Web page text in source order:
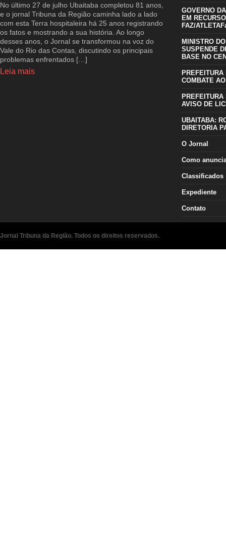
No último 27 de julho Ubaitaba completou 81 anos,
e o jornal Tribuna da Região caminha lado a lado
com esta Terra hospitaleira há 25 anos registrando
os fatos e mostrando a sua história. Ao longo
desses anos, o Jornal se transformou na voz do
Vale do Rio das Contas, discutindo os principais
problemas enfrentados […]
Leia mais
GOVERNO
EM
FAZ/
MINISTRO
SUSPENDE
BASE NO
COMBATE
AVISO DE
UBAITABA:
DIRETORIA
O Jornal
Como
Classificados
Expediente
Contato
Jornal Tribuna da Região. Todos os direitos reservados.